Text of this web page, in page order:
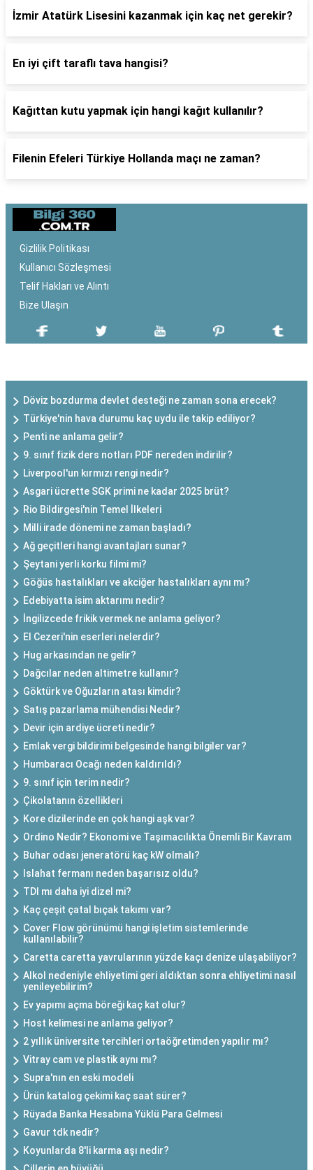
İzmir Atatürk Lisesini kazanmak için kaç net gerekir?
En iyi çift taraflı tava hangisi?
Kağıttan kutu yapmak için hangi kağıt kullanılır?
Filenin Efeleri Türkiye Hollanda maçı ne zaman?
Gizlilik Politikası
Kullanıcı Sözleşmesi
Telif Hakları ve Alıntı
Bize Ulaşın
Döviz bozdurma devlet desteği ne zaman sona erecek?
Türkiye'nin hava durumu kaç uydu ile takip ediliyor?
Penti ne anlama gelir?
9. sınıf fizik ders notları PDF nereden indirilir?
Liverpool'un kırmızı rengi nedir?
Asgari ücrette SGK primi ne kadar 2025 brüt?
Rio Bildirgesi'nin Temel İlkeleri
Milli irade dönemi ne zaman başladı?
Ağ geçitleri hangi avantajları sunar?
Şeytani yerli korku filmi mi?
Göğüs hastalıkları ve akciğer hastalıkları aynı mı?
Edebiyatta isim aktarımı nedir?
İngilizcede frikik vermek ne anlama geliyor?
El Cezeri'nin eserleri nelerdir?
Hug arkasından ne gelir?
Dağcılar neden altimetre kullanır?
Göktürk ve Oğuzların atası kimdir?
Satış pazarlama mühendisi Nedir?
Devir için ardiye ücreti nedir?
Emlak vergi bildirimi belgesinde hangi bilgiler var?
Humbaracı Ocağı neden kaldırıldı?
9. sınıf için terim nedir?
Çikolatanın özellikleri
Kore dizilerinde en çok hangi aşk var?
Ordino Nedir? Ekonomi ve Taşımacılıkta Önemli Bir Kavram
Buhar odası jeneratörü kaç kW olmalı?
Islahat fermanı neden başarısız oldu?
TDI mı daha iyi dizel mi?
Kaç çeşit çatal bıçak takımı var?
Cover Flow görünümü hangi işletim sistemlerinde
kullanılabilir?
Caretta caretta yavrularının yüzde kaçı denize ulaşabiliyor?
Alkol nedeniyle ehliyetimi geri aldıktan sonra ehliyetimi nasıl
yenileyebilirim?
Ev yapımı açma böreği kaç kat olur?
Host kelimesi ne anlama geliyor?
2 yıllık üniversite tercihleri ortaöğretimden yapılır mı?
Vitray cam ve plastik aynı mı?
Supra'nın en eski modeli
Ürün katalog çekimi kaç saat sürer?
Rüyada Banka Hesabına Yüklü Para Gelmesi
Gavur tdk nedir?
Koyunlarda 8'li karma aşı nedir?